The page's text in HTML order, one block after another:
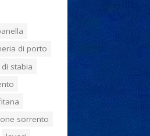
di porto
stabia
sorrento